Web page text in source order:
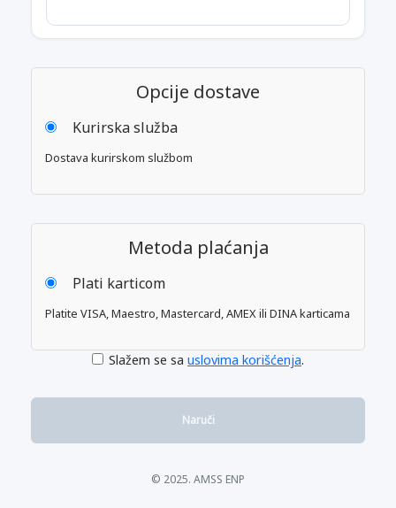
Opcije dostave
Kurirska služba
Dostava kurirskom službom
Metoda plaćanja
Plati karticom
Platite VISA, Maestro, Mastercard, AMEX ili DINA karticama
Slažem se sa uslovima korišćenja.
Naruči
© 2025. AMSS ENP